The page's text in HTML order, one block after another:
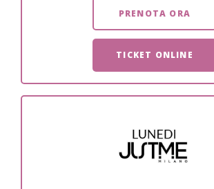
PRENOTA ORA
TICKET ONLINE